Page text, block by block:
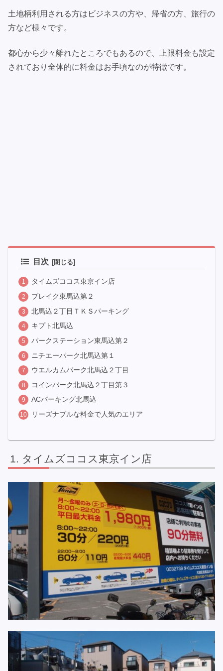
土地柄利用される方はビジネスの方や、帰省の方、旅行の
方など様々です。
都心から少々離れたところでもあるので、上限料金も設定
されており全体的に料金はお手頃なのが特徴です。
目次
タイムズココス東京イン店
ブレイク東馬込第２
北馬込２丁目ＴＫＳパーキング
キプト北馬込
パークステーション東馬込第２
ニチエーパーク北馬込第１
ウエルカムパーク北馬込２丁目
コインパーク北馬込２丁目第３
ACパーキング北馬込
リーズナブルな料金で人気のエリア
タイムズココス東京イン店